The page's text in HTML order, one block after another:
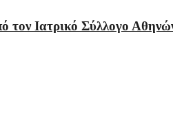
Ιατρικό Σύλλογο